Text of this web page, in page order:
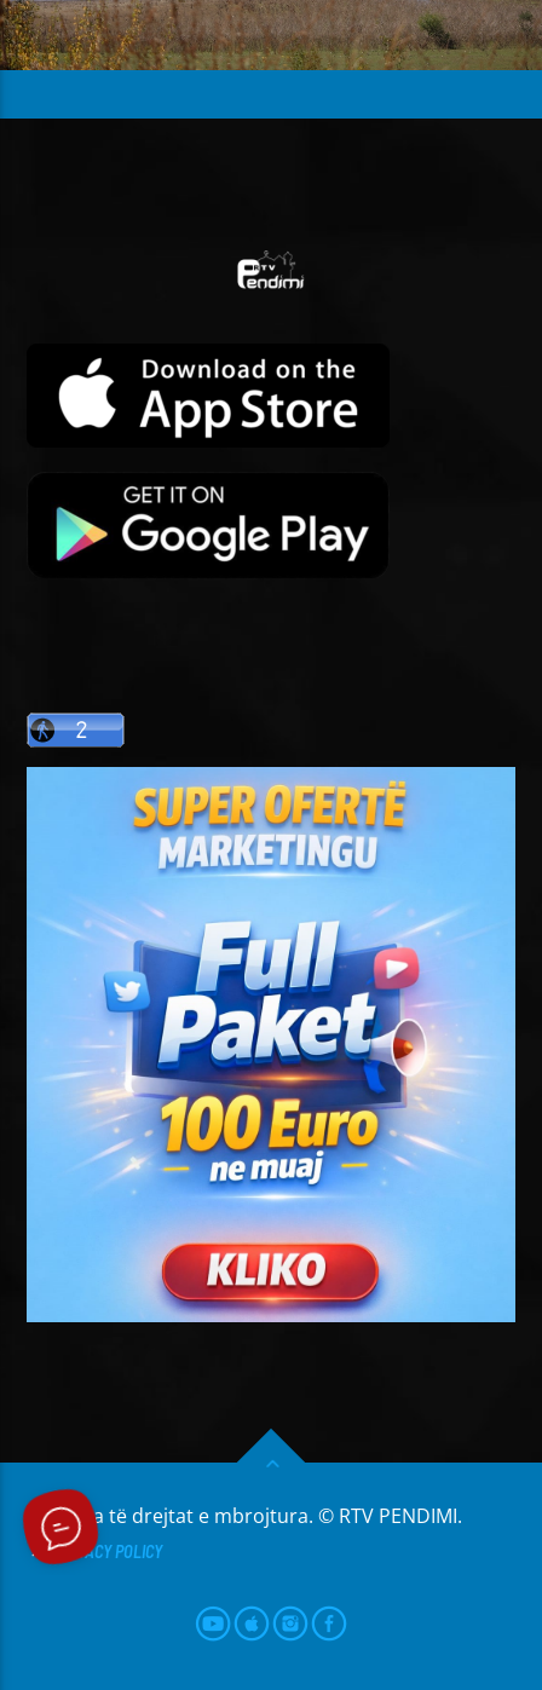
Të gjitha të drejtat e mbrojtura. © RTV PENDIMI.
PRIVACY POLICY